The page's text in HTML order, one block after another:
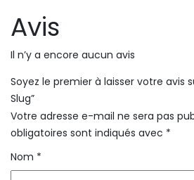
Avis
Il n’y a encore aucun avis
Soyez le premier à laisser votre avis
Slug”
Votre adresse e-mail ne sera pas
obligatoires sont indiqués avec *
Nom *